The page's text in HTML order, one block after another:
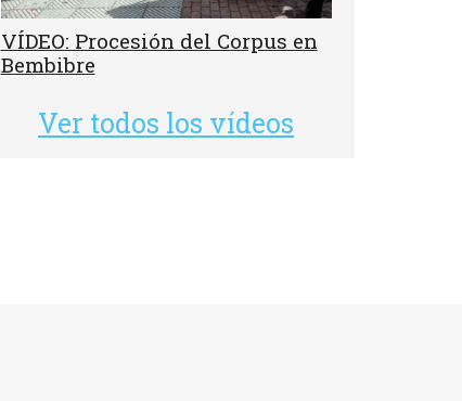
VÍDEO: Procesión del Corpus en
Bembibre
Ver todos los vídeos